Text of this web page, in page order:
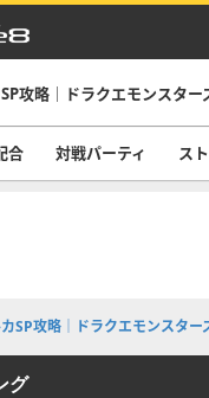
攻略｜ドラクエモンスタ
合 対戦パーティ ス
SP攻略｜ドラクエモンスター
グ